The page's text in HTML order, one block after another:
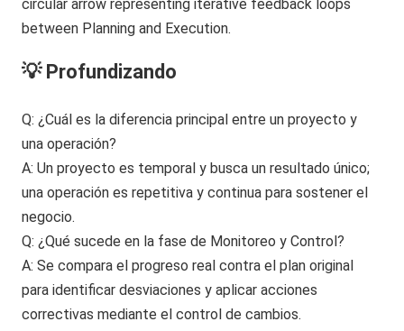
💡 Profundizando
Q: ¿Cuál es la diferencia principal entre un proyecto y
una operación?
A: Un proyecto es temporal y busca un resultado único;
una operación es repetitiva y continua para sostener el
negocio.
Q: ¿Qué sucede en la fase de Monitoreo y Control?
A: Se compara el progreso real contra el plan original
para identificar desviaciones y aplicar acciones
correctivas mediante el control de cambios.